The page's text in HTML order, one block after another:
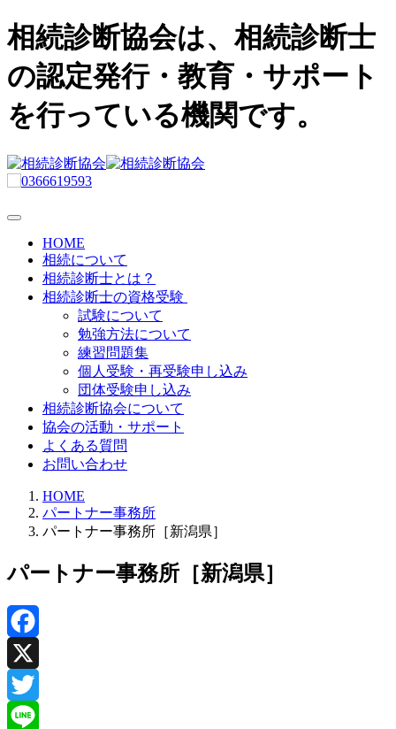
相続診断協会は、相続診断士
の認定発行・教育・サポート
を行っている機関です。
HOME
相続について
相続診断士とは？
相続診断士の資格受験
試験について
勉強方法について
練習問題集
個人受験・再受験申し込み
団体受験申し込み
相続診断協会について
協会の活動・サポート
よくある質問
お問い合わせ
HOME
パートナー事務所
パートナー事務所［新潟県］
パートナー事務所［新潟県］
Facebook
X
Twitter